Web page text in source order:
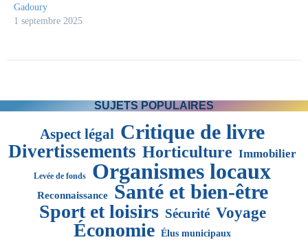
Gadoury
1 septembre 2025
SUJETS POPULAIRES
Aspect légal Critique de livre
Divertissements Horticulture Immobilier
Levée de fonds Organismes locaux
Reconnaissance Santé et bien-être
Sport et loisirs Sécurité Voyage
Économie Élus municipaux